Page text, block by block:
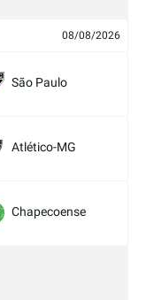
08/08/2026
São Paulo
Atlético-MG
Chapecoense